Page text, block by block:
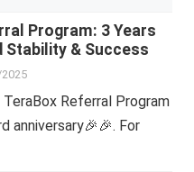
Program: 3 Years
Stability & Success
Referral Program
anniversary🎉🎉. For